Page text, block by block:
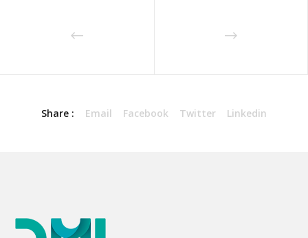
Share : Email Facebook Twitter Linkedin